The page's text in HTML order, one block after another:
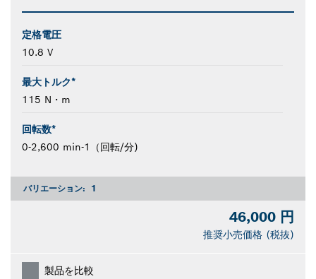
定格電圧
10.8 V
最大トルク*
115 N・m
回転数*
0-2,600 min-1（回転/分)
バリエーション: 1
46,000 円
推奨小売価格 (税抜)
製品を比較